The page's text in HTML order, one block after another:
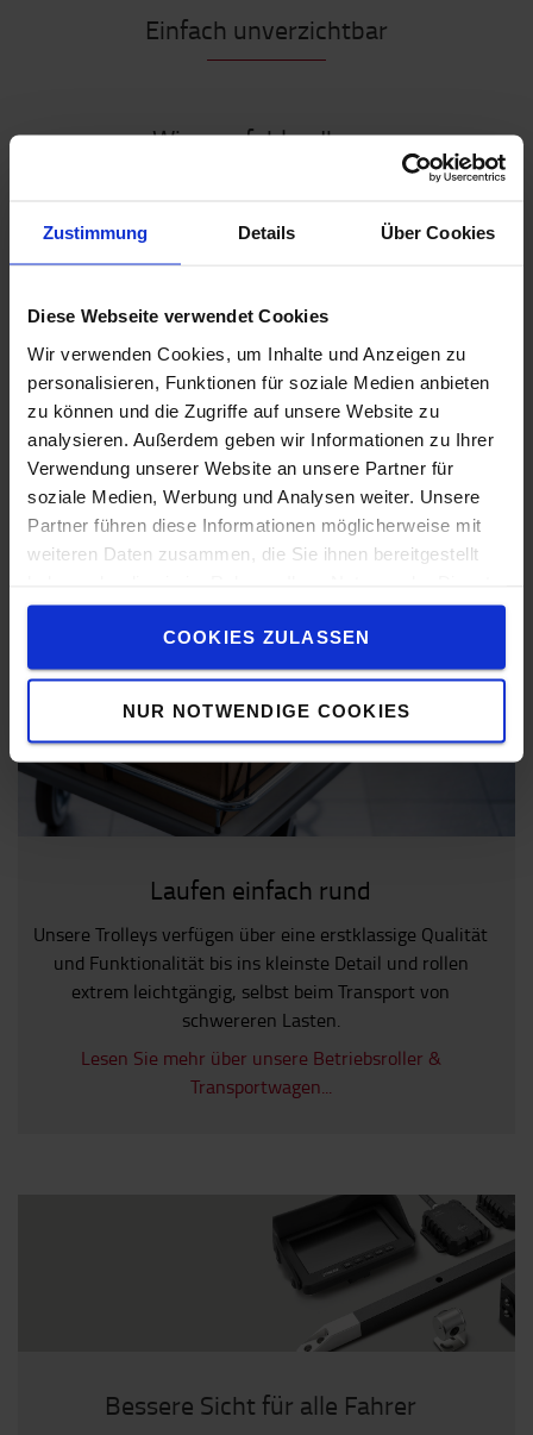
Zustimmung Details Über Cookies
Diese Webseite verwendet Cookies
Wir verwenden Cookies, um Inhalte und Anzeigen zu
personalisieren, Funktionen für soziale Medien anbieten
zu können und die Zugriffe auf unsere Website zu
analysieren. Außerdem geben wir Informationen zu Ihrer
Verwendung unserer Website an unsere Partner für
soziale Medien, Werbung und Analysen weiter. Unsere
Partner führen diese Informationen möglicherweise mit
weiteren Daten zusammen, die Sie ihnen bereitgestellt
gesammelt haben.
COOKIES ZULASSEN
NUR NOTWENDIGE COOKIES
Einfach unverzichtbar
Wir empfehlen Ihnen
Drehen Sie auf!
Mit der richtigen Beleuchtung bleibt Ihr Gerät immer
sichtbar und sicher unterwegs. Wählen Sie die von Ihnen
gewünschte Lichtstärke und Farbe.
Entdecken Sie unsere Auswahl an Lichstsystemen
Laufen einfach rund
Unsere Trolleys verfügen über eine erstklassige Qualität
und Funktionalität bis ins kleinste Detail und rollen
extrem leichtgängig, selbst beim Transport von
schwereren Lasten.
Lesen Sie mehr über unsere Betriebsroller &
Transportwagen...
Bessere Sicht für alle Fahrer